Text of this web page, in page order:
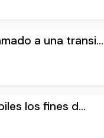
a una transi...
los fines d...